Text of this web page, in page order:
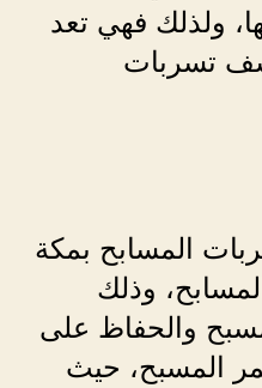
ولذلك فهي تعد
تسربات
المسابح بمكة
وذلك
والحفاظ على
المسبح، حيث